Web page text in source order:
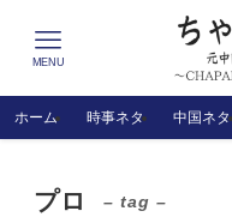
MENU
ホーム 時事ネタ 中国ネタ
プロ – tag –